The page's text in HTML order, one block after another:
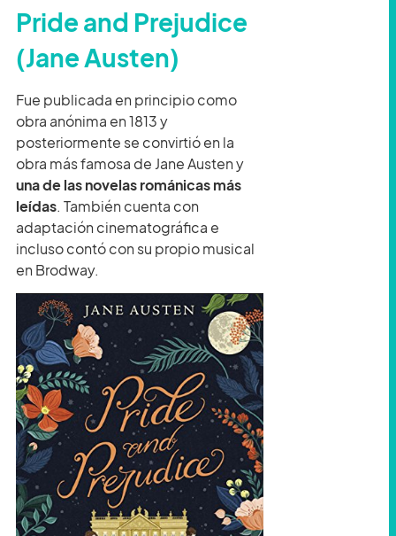
Pride and Prejudice
(Jane Austen)
Fue publicada en principio como
obra anónima en 1813 y
posteriormente se convirtió en la
obra más famosa de Jane Austen y
una de las novelas románicas más
leídas. También cuenta con
adaptación cinematográfica e
incluso contó con su propio musical
en Brodway.